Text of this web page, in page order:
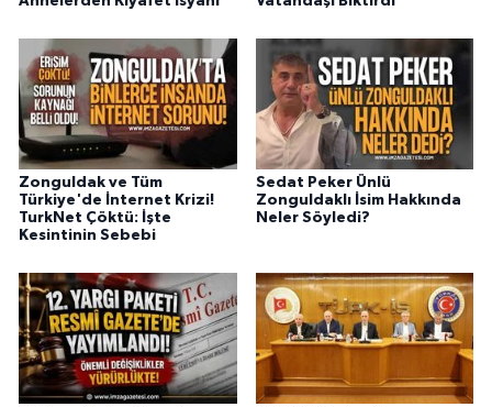
Zonguldak ve Tüm
Türkiye'de İnternet Krizi!
TurkNet Çöktü: İşte
Kesintinin Sebebi
Sedat Peker Ünlü
Zonguldaklı İsim Hakkında
Neler Söyledi?